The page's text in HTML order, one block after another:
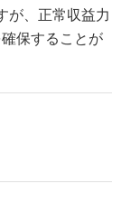
が、正常収益力
保することが